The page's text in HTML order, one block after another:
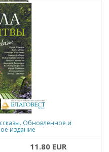
Обновленное и
издание
11.80 EUR